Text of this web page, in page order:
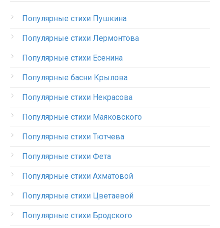
Популярные стихи Пушкина
Популярные стихи Лермонтова
Популярные стихи Есенина
Популярные басни Крылова
Популярные стихи Некрасова
Популярные стихи Маяковского
Популярные стихи Тютчева
Популярные стихи Фета
Популярные стихи Ахматовой
Популярные стихи Цветаевой
Популярные стихи Бродского